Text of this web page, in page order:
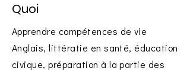
Quoi
Apprendre compétences de vie
Anglais, littératie en santé, éducation
civique, préparation à la partie des